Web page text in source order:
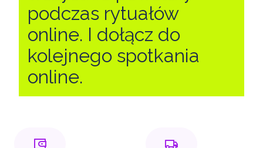
podczas rytuałów
online. I dołącz do
kolejnego spotkania
online.